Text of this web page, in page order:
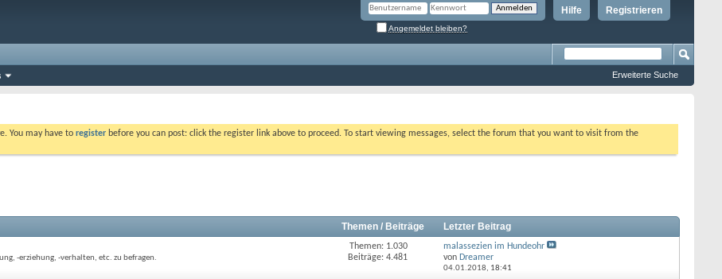
Registrieren
Hilfe
Angemeldet bleiben?
Erweiterte Suche
You may have to register before you can post: click the register link above to proceed. To start viewing messages, select the forum that you want to visit from the
Themen / Beiträge Letzter Beitrag
-erziehung, -verhalten, etc. zu befragen.
Themen: 1.030
Beiträge: 4.481
malassezien im Hundeohr
von Dreamer
04.01.2018, 18:41